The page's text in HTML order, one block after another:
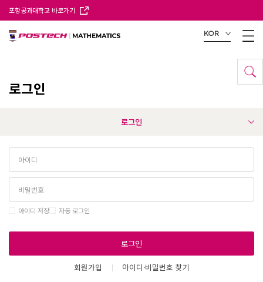
포항공과대학교 바로가기
KOR
로그인
로그인
아이디 저장 자동 로그인
로그인
회원가입 아이디·비밀번호 찾기